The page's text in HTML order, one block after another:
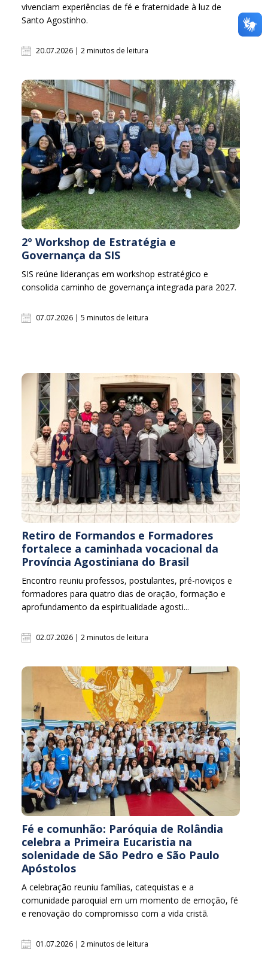
vivenciam experiências de fé e fraternidade à luz de
Santo Agostinho.
20.07.2026 | 2 minutos de leitura
2º Workshop de Estratégia e
Governança da SIS
SIS reúne lideranças em workshop estratégico e
consolida caminho de governança integrada para 2027.
07.07.2026 | 5 minutos de leitura
Retiro de Formandos e Formadores
fortalece a caminhada vocacional da
Província Agostiniana do Brasil
Encontro reuniu professos, postulantes, pré-noviços e
formadores para quatro dias de oração, formação e
aprofundamento da espiritualidade agosti...
02.07.2026 | 2 minutos de leitura
Fé e comunhão: Paróquia de Rolândia
celebra a Primeira Eucaristia na
solenidade de São Pedro e São Paulo
Apóstolos
A celebração reuniu famílias, catequistas e a
comunidade paroquial em um momento de emoção, fé
e renovação do compromisso com a vida cristã.
01.07.2026 | 2 minutos de leitura